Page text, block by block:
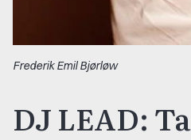
Frederik Emil Bjørløw
DJ LEAD: